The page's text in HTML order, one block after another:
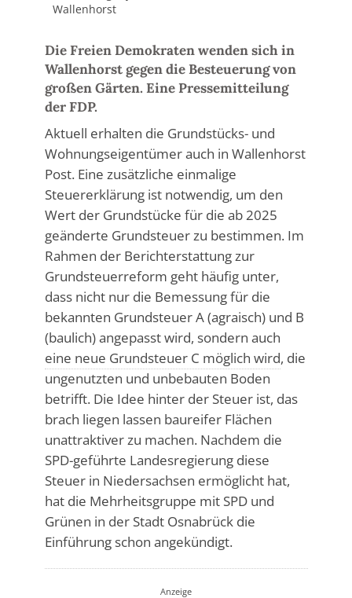
Wallenhorst
Die Freien Demokraten wenden sich in
Wallenhorst gegen die Besteuerung von
großen Gärten. Eine Pressemitteilung
der FDP.
Aktuell erhalten die Grundstücks- und
Wohnungseigentümer auch in Wallenhorst
Post. Eine zusätzliche einmalige
Steuererklärung ist notwendig, um den
Wert der Grundstücke für die ab 2025
geänderte Grundsteuer zu bestimmen. Im
Rahmen der Berichterstattung zur
Grundsteuerreform geht häufig unter,
dass nicht nur die Bemessung für die
bekannten Grundsteuer A (agraisch) und B
(baulich) angepasst wird, sondern auch
eine neue Grundsteuer C möglich wird, die
ungenutzten und unbebauten Boden
betrifft. Die Idee hinter der Steuer ist, das
brach liegen lassen baureifer Flächen
unattraktiver zu machen. Nachdem die
SPD-geführte Landesregierung diese
Steuer in Niedersachsen ermöglicht hat,
hat die Mehrheitsgruppe mit SPD und
Grünen in der Stadt Osnabrück die
Einführung schon angekündigt.
Anzeige